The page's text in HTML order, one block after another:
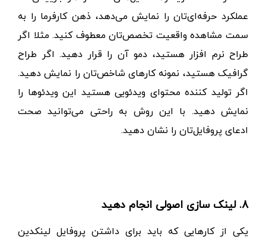
عملکرد حرفه‌ای‌تان را نمایش می‌دهد، ذهن کارفرما را به
سمت مشاهده واقعیت تخصص‌تان معطوف کنید. مثلا اگر
طراح نرم افزار هستید، دمو آن را قرار دهید. اگر طراح
گرافیک هستید، نمونه کارهای شاخص‌تان را نمایش دهید.
اگر تولید کننده محتوای ویدئویی هستید این ویدئوها را
نمایش دهید. با این روش به راحتی می‌توانید صحت
ادعای پروفایل‌تان را نشان دهید.
8. لینک سازی اصولی انجام دهید
یکی از کارهایی که باید برای داشتن پروفایل لینکدین